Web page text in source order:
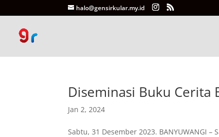
halo@gensirkular.my.id
Diseminasi Buku Cerita
Jan 2, 2024
Sabtu, 31 Desember 2023. BANYUWANGI